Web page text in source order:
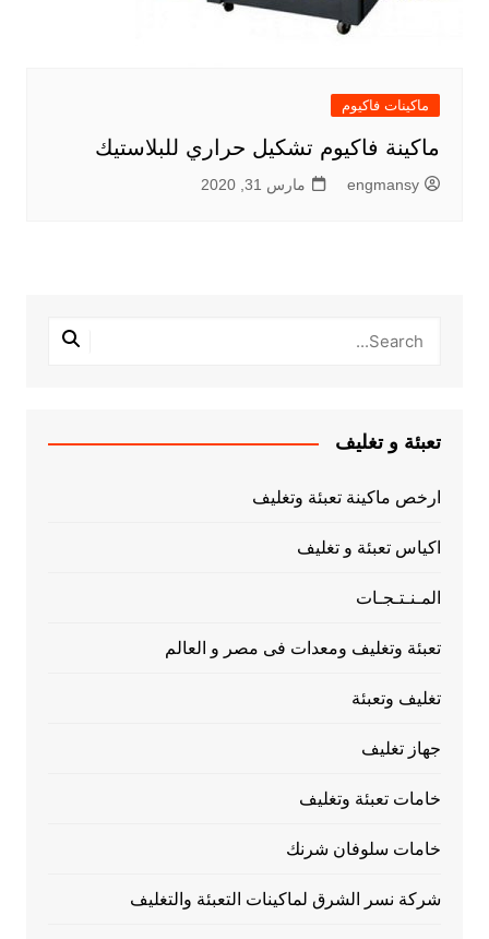
ماكينات فاكيوم
ماكينة فاكيوم تشكيل حراري للبلاستيك
engmansy مارس 31, 2020
تعبئة و تغليف
ارخص ماكينة تعبئة وتغليف
اكياس تعبئة و تغليف
المـنـتـجـات
تعبئة وتغليف ومعدات فى مصر و العالم
تغليف وتعبئة
جهاز تغليف
خامات تعبئة وتغليف
خامات سلوفان شرنك
شركة نسر الشرق لماكينات التعبئة والتغليف